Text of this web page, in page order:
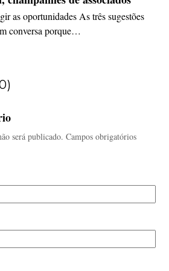
as oportunidades As três sugestões
conversa porque…
será publicado. Campos obrigatórios